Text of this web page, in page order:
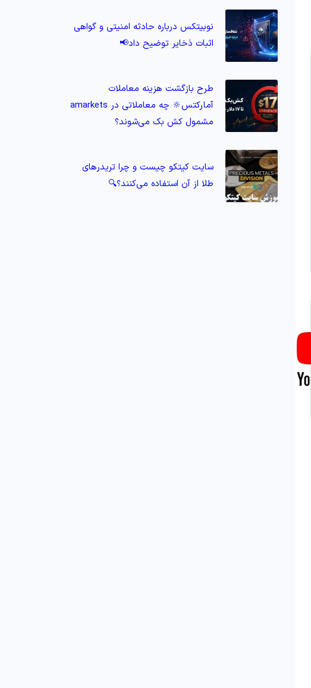
نوبیتکس درباره حادثه امنیتی و گواهی
اثبات ذخایر توضیح داد📢
طرح بازگشت هزینه معاملات
آمارکتس🔆 چه معاملاتی در amarkets
مشمول کش‌ بک می‌شوند؟
سایت کیتکو چیست و چرا تریدرهای
طلا از آن استفاده می‌کنند؟🔍